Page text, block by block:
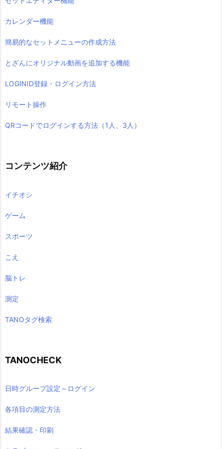
カレンダー機能
簡易的なセットメニューの作成方法
とざんにオリジナル動画を追加する機能
LOGINID登録・ログイン方法
リモート操作
QRコードでログインする方法（1人、3人）
コンテンツ紹介
イチオシ
ゲーム
スポーツ
こえ
脳トレ
測定
TANOタグ検索
TANOCHECK
日時グループ設定～ログイン
各項目の測定方法
結果確認・印刷